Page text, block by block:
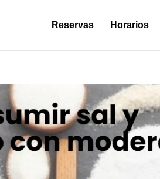
Reservas Horarios